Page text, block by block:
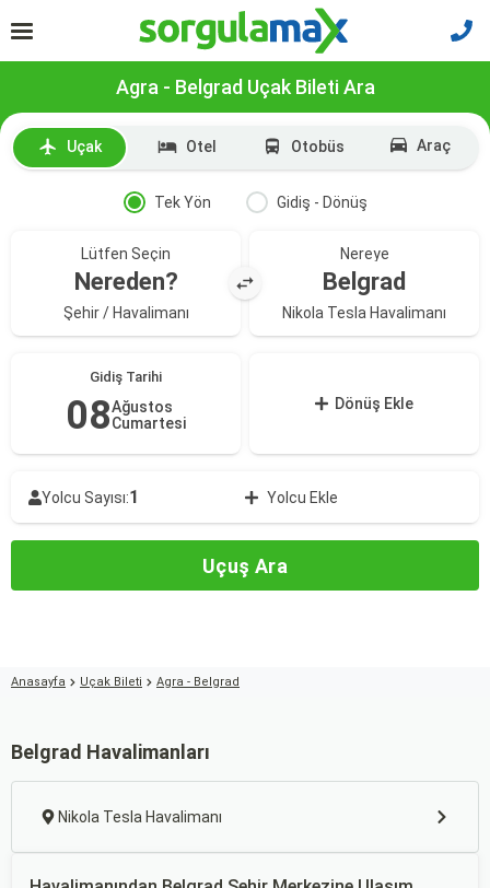
Agra - Belgrad Uçak Bileti Ara
Uçak Otel Otobüs Araç
Tek Yön Gidiş - Dönüş
Lütfen Seçin
Nereden?
Şehir / Havalimanı
Nereye
Belgrad
Nikola Tesla Havalimanı
Gidiş Tarihi
08Ağustos
Cumartesi
Dönüş Ekle
Yolcu Sayısı:1 Yolcu Ekle
Uçuş Ara
Anasayfa Uçak Bileti Agra - Belgrad
Belgrad Havalimanları
Nikola Tesla Havalimanı